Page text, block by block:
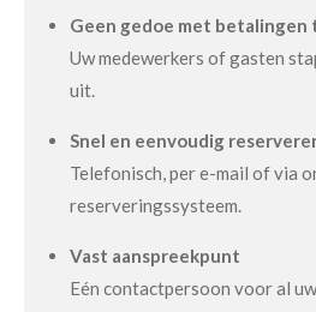
Geen gedoe met betalingen
Uw medewerkers of gasten
uit.
Snel en eenvoudig
Telefonisch, per e-mail of via
reserveringssysteem.
Vast aanspreekpunt
Eén contactpersoon voor al